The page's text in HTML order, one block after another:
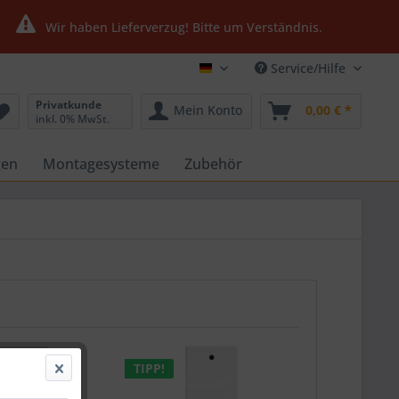
Wir haben Lieferverzug! Bitte um Verständnis.
Ultrasolar24.deService/Hilfe
Privatkunde
inkl. 0% MwSt.
Mein Konto 0,00 € *
Montagesysteme Zubehör
TIPP!